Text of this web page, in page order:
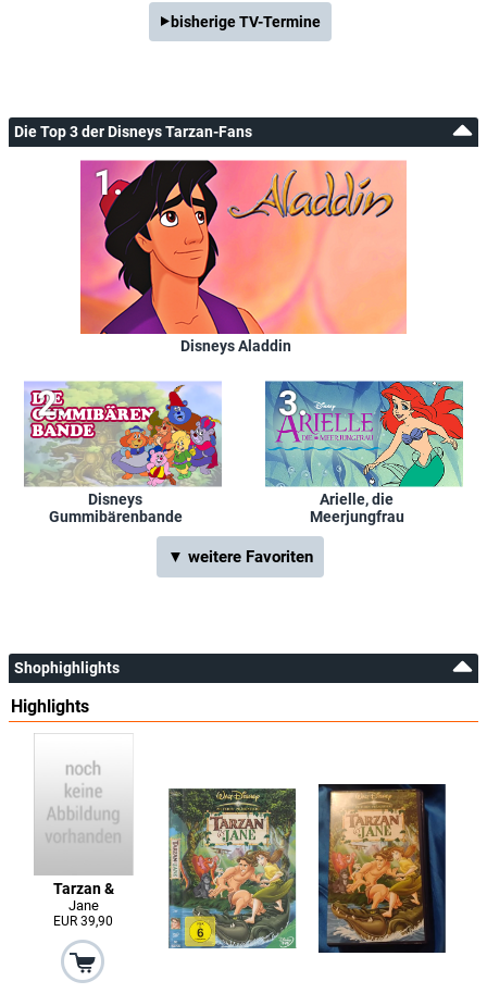
bisherige TV-Termine
Die Top 3 der Disneys Tarzan-Fans
Disneys Aladdin
Disneys
Gummibärenbande
Arielle, die
Meerjungfrau
▼ weitere Favoriten
Shophighlights
Highlights
Tarzan &
Jane
EUR 39,90